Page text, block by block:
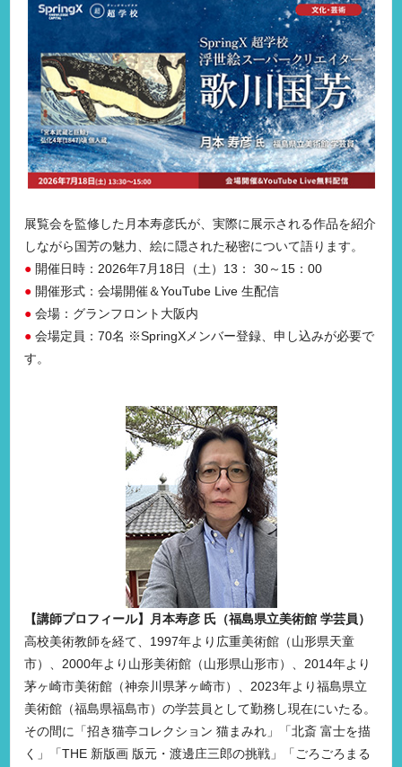
展覧会を監修した月本寿彦氏が、実際に展示される作品を紹介
しながら国芳の魅力、絵に隠された秘密について語ります。
● 開催日時：2026年7月18日（土）13： 30～15：00
● 開催形式：会場開催＆YouTube Live 生配信
● 会場：グランフロント大阪内
● 会場定員：70名 ※SpringXメンバー登録、申し込みが必要で
す。
【講師プロフィール】月本寿彦 氏（福島県立美術館 学芸員）
高校美術教師を経て、1997年より広重美術館（山形県天童
市）、2000年より山形美術館（山形県山形市）、2014年より
茅ヶ崎市美術館（神奈川県茅ヶ崎市）、2023年より福島県立
美術館（福島県福島市）の学芸員として勤務し現在にいたる。
その間に「招き猫亭コレクション 猫まみれ」「北斎 富士を描
く」「THE 新版画 版元・渡邊庄三郎の挑戦」「ごろごろまる